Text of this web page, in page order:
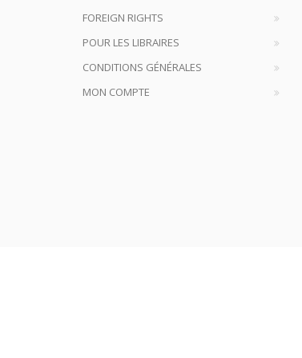
FOREIGN RIGHTS
POUR LES LIBRAIRES
CONDITIONS GÉNÉRALES
MON COMPTE